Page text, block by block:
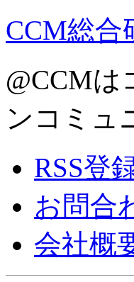
CCM総合
@CCM
ンコミュ
RSS登
お問合
会社概